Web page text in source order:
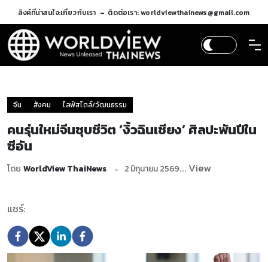
ลิงค์ที่น่าสนใจ:เกี่ยวกับเรา ติดต่อเรา: worldviewthainews@gmail.com
จีน สังคม ไลฟ์สไตล์/วัฒนธรรม
คนรุ่นใหม่จีนชุบชีวิต ‘งิ้วฉินเชียง’ ศิลปะพันปีใน
ซีอัน
โดย WorldView ThaiNews 2 มิถุนายน 2569... View
แชร์: